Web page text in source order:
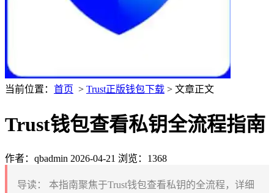
当前位置： 首页 > Trust正版钱包下载 > 文章正文
Trust钱包查看私钥全流程指南
作者：qbadmin 2026-04-21 浏览：1368
导读：
本指南聚焦于Trust钱包查看私钥的全流程，详细